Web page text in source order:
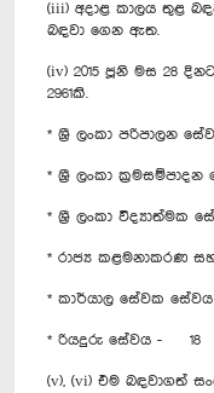
(iii) අදාළ කාලය තුළ
බඳවා ගෙන ඇත.
(iv) 2015 ජූනි මස 28
2961කි.
* ශ්‍රී ලංකා පරිපාලන
* ශ්‍රී ලංකා
* ශ්‍රී ලංකා විද්‍යාත්මක
* රාජ්‍ය කළමනාකරණ
* කාර්යාල සේවක
* රියදුරු සේවය - 18
(v), (vi) එම බඳවාගත්